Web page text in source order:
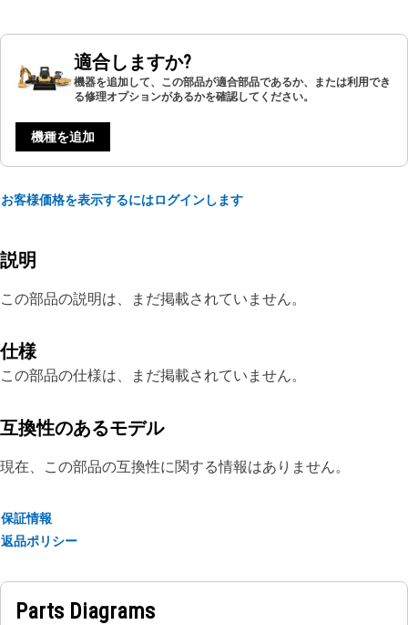
適合しますか?
機器を追加して、この部品が適合部品であるか、または利用でき
る修理オプションがあるかを確認してください。
機種を追加
お客様価格を表示するにはログインします
説明
この部品の説明は、まだ掲載されていません。
仕様
この部品の仕様は、まだ掲載されていません。
互換性のあるモデル
現在、この部品の互換性に関する情報はありません。
保証情報
返品ポリシー
Parts Diagrams